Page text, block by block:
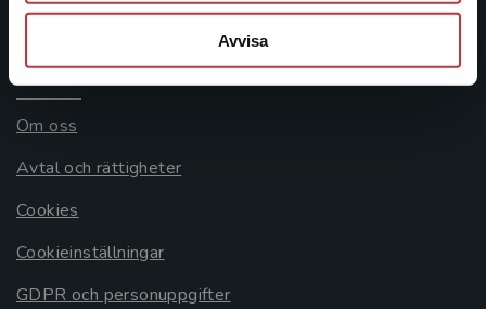
Avvisa
Systemkrav
Allmänna länkar
Om oss
Avtal och rättigheter
Cookies
Cookieinställningar
GDPR och personuppgifter